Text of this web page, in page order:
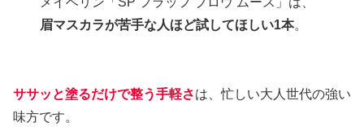
眉マスカラが苦手な人ほど試してほしい1本。
ササッと塗るだけで整う手軽さは、忙しい大人世代の強い
味方です。